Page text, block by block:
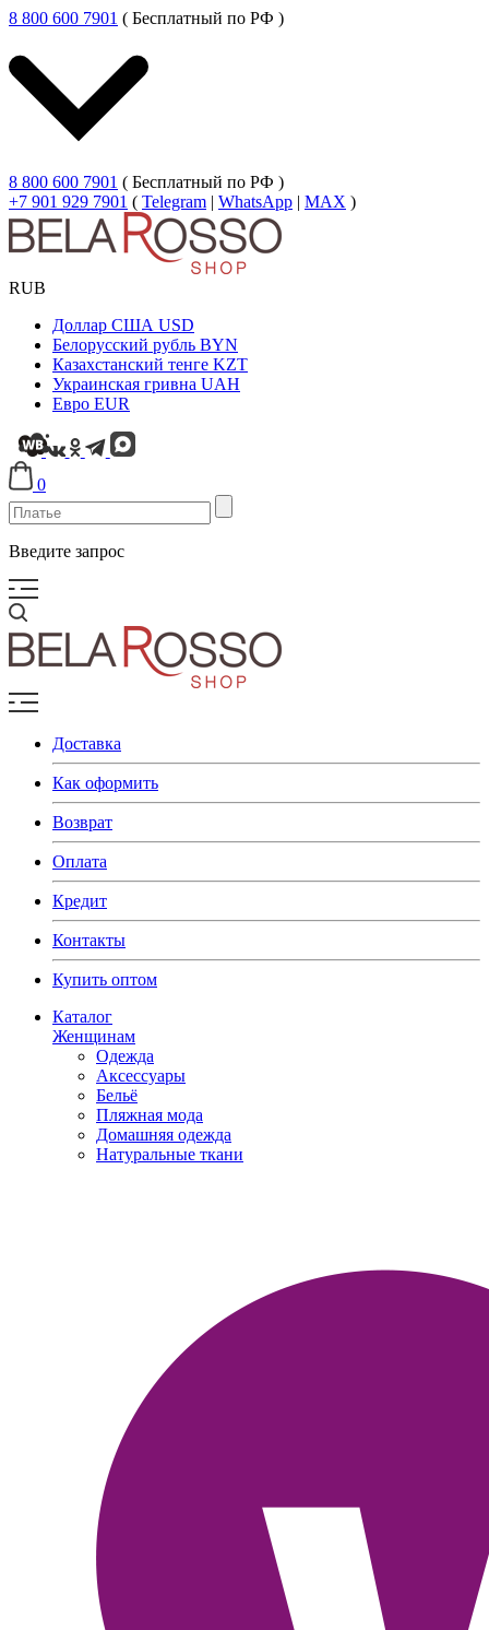
8 800 600 7901 ( Бесплатный по РФ )
8 800 600 7901 ( Бесплатный по РФ )
+7 901 929 7901 ( Telegram | WhatsApp | MAX )
RUB
Доллар США USD
Белорусский рубль BYN
Казахстанский тенге KZT
Украинская гривна UAH
Евро EUR
0
Введите запрос
Доставка
Как оформить
Возврат
Оплата
Кредит
Контакты
Купить оптом
Каталог
Женщинам
Одежда
Аксессуары
Бельё
Пляжная мода
Домашняя одежда
Натуральные ткани